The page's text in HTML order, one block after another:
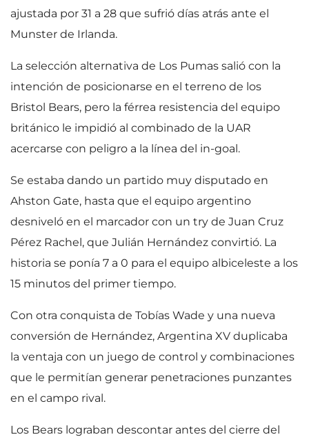
ajustada por 31 a 28 que sufrió días atrás ante el
Munster de Irlanda.
La selección alternativa de Los Pumas salió con la
intención de posicionarse en el terreno de los
Bristol Bears, pero la férrea resistencia del equipo
británico le impidió al combinado de la UAR
acercarse con peligro a la línea del in-goal.
Se estaba dando un partido muy disputado en
Ahston Gate, hasta que el equipo argentino
desniveló en el marcador con un try de Juan Cruz
Pérez Rachel, que Julián Hernández convirtió. La
historia se ponía 7 a 0 para el equipo albiceleste a los
15 minutos del primer tiempo.
Con otra conquista de Tobías Wade y una nueva
conversión de Hernández, Argentina XV duplicaba
la ventaja con un juego de control y combinaciones
que le permitían generar penetraciones punzantes
en el campo rival.
Los Bears lograban descontar antes del cierre del